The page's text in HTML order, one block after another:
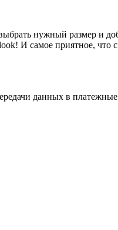
нужный размер и
И самое приятное,
данных в